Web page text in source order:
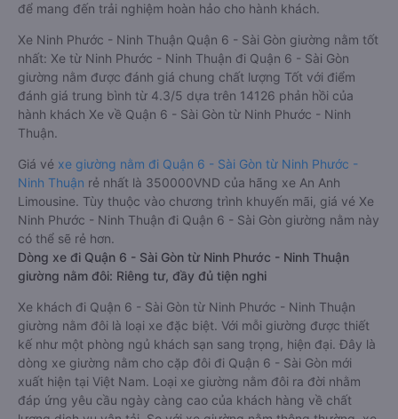
để mang đến trải nghiệm hoàn hảo cho hành khách.
Xe Ninh Phước - Ninh Thuận Quận 6 - Sài Gòn giường nằm tốt
nhất: Xe từ Ninh Phước - Ninh Thuận đi Quận 6 - Sài Gòn
giường nằm được đánh giá chung chất lượng Tốt với điểm
đánh giá trung bình từ 4.3/5 dựa trên 14126 phản hồi của
hành khách Xe về Quận 6 - Sài Gòn từ Ninh Phước - Ninh
Thuận.
Giá vé xe giường nằm đi Quận 6 - Sài Gòn từ Ninh Phước -
Ninh Thuận rẻ nhất là 350000VND của hãng xe An Anh
Limousine. Tùy thuộc vào chương trình khuyến mãi, giá vé Xe
Ninh Phước - Ninh Thuận đi Quận 6 - Sài Gòn giường nằm này
có thể sẽ rẻ hơn.
Dòng xe đi Quận 6 - Sài Gòn từ Ninh Phước - Ninh Thuận
giường nằm đôi: Riêng tư, đầy đủ tiện nghi
Xe khách đi Quận 6 - Sài Gòn từ Ninh Phước - Ninh Thuận
giường nằm đôi là loại xe đặc biệt. Với mỗi giường được thiết
kế như một phòng ngủ khách sạn sang trọng, hiện đại. Đây là
dòng xe giường nằm cho cặp đôi đi Quận 6 - Sài Gòn mới
xuất hiện tại Việt Nam. Loại xe giường nằm đôi ra đời nhằm
đáp ứng yêu cầu ngày càng cao của khách hàng về chất